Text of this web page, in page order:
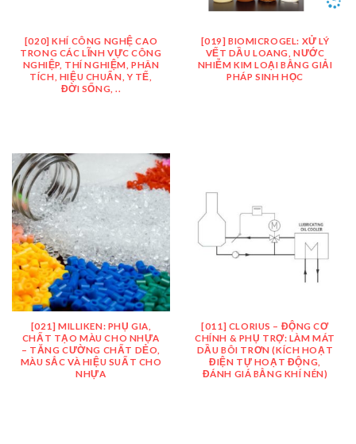
[020] KHÍ CÔNG NGHỆ CAO
TRONG CÁC LĨNH VỰC CÔNG
NGHIỆP, THÍ NGHIỆM, PHÂN
TÍCH, HIỆU CHUẨN, Y TẾ,
ĐỜI SỐNG, ..
[019] BIOMICROGEL: XỬ LÝ
VẾT DẦU LOANG, NƯỚC
NHIỄM KIM LOẠI BẰNG GIẢI
PHÁP SINH HỌC
[021] MILLIKEN: PHỤ GIA,
CHẤT TẠO MÀU CHO NHỰA
– TĂNG CƯỜNG CHẤT DẺO,
MÀU SẮC VÀ HIỆU SUẤT CHO
NHỰA
[011] CLORIUS – ĐỘNG CƠ
CHÍNH & PHỤ TRỢ: LÀM MÁT
DẦU BÔI TRƠN (KÍCH HOẠT
ĐIỆN TỰ HOẠT ĐỘNG,
ĐÁNH GIÁ BẰNG KHÍ NÉN)